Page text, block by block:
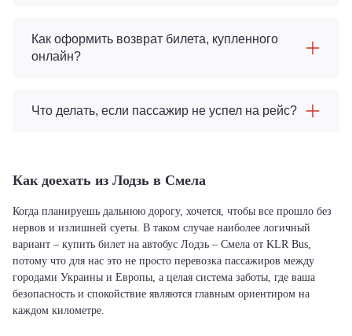
Как оформить возврат билета, купленного
онлайн?
Что делать, если пассажир не успел на рейс?
Как доехать из Лодзь в Смела
Когда планируешь дальнюю дорогу, хочется, чтобы все прошло без
нервов и излишней суеты. В таком случае наиболее логичный
вариант – купить билет на автобус Лодзь – Смела от KLR Bus,
потому что для нас это не просто перевозка пассажиров между
городами Украины и Европы, а целая система заботы, где ваша
безопасность и спокойствие являются главным ориентиром на
каждом километре.